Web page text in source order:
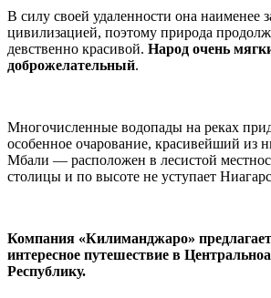
В силу своей удаленности она наименее
цивилизацией, поэтому природа
девственно красивой. Народ очень
доброжелательный.
Многочисленные водопады на реках
особенное очарование, красивейший из
Мбали — расположен в лесистой
столицы и по высоте не уступает
Компания «Килиманджаро»
интересное путешествие в
Республику.